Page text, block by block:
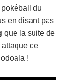
du
en disant pas
que la suite de
attaque de
!